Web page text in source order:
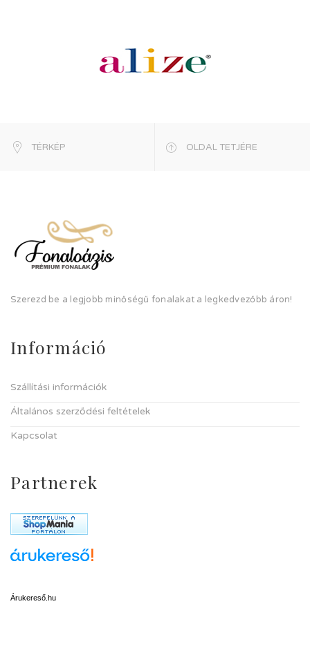
TÉRKÉP OLDAL TETJÉRE
Szerezd be a legjobb minőségű fonalakat a legkedvezőbb áron!
Információ
Szállítási információk
Általános szerződési feltételek
Kapcsolat
Partnerek
Árukereső.hu